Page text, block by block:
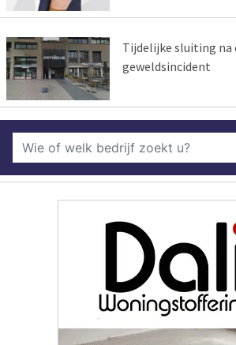
Tijdelijke sluiting na
geweldsincident